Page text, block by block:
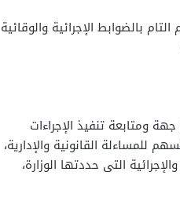
بالضوابط الإجرائية والوقائية
ومتابعة تنفيذ الإجراءات
للمساءلة القانونية والإدارية،
التى حددتها الوزارة،